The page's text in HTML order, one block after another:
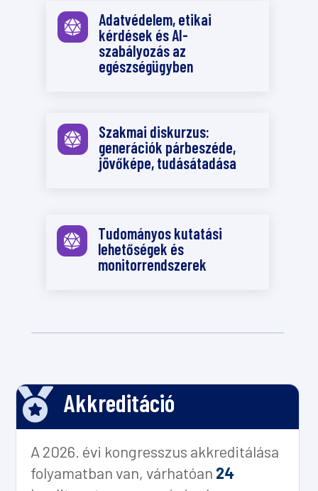

Adatvédelem, etikai
kérdések és AI-
szabályozás az
egészségügyben

Szakmai diskurzus:
generációk párbeszéde,
jövőképe, tudásátadása

Tudományos kutatási
lehetőségek és
monitorrendszerek
 Akkreditáció
A 2026. évi kongresszus akkreditálása
folyamatban van, várhatóan 24